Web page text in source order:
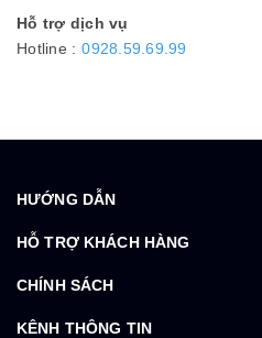
Hỗ trợ dịch vụ
Hotline : 0928.59.69.99
HƯỚNG DẪN
HỖ TRỢ KHÁCH HÀNG
CHÍNH SÁCH
KÊNH THÔNG TIN